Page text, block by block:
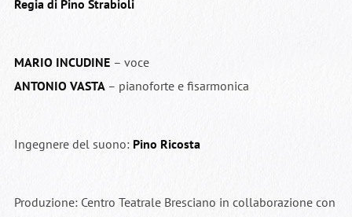
Regia di Pino Strabioli
MARIO INCUDINE – voce
ANTONIO VASTA – pianoforte e fisarmonica
Ingegnere del suono: Pino Ricosta
Produzione: Centro Teatrale Bresciano in collaborazione con